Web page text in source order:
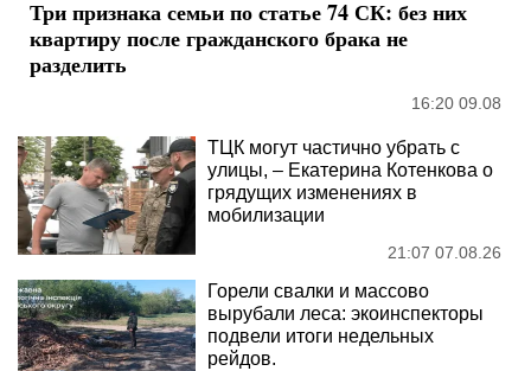
Три признака семьи по статье 74 СК: без них
квартиру после гражданского брака не
разделить
16:20 09.08
ТЦК могут частично убрать с
улицы, – Екатерина Котенкова о
грядущих изменениях в
мобилизации
21:07 07.08.26
Горели свалки и массово
вырубали леса: экоинспекторы
подвели итоги недельных
рейдов.